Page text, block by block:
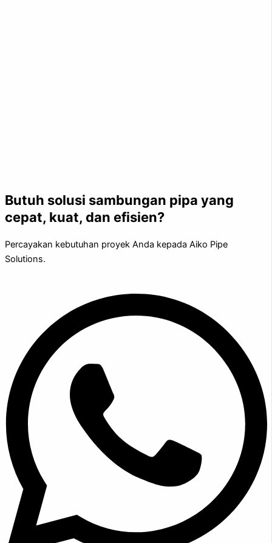
Butuh solusi sambungan pipa yang
cepat, kuat, dan efisien?
Percayakan kebutuhan proyek Anda kepada Aiko Pipe
Solutions.